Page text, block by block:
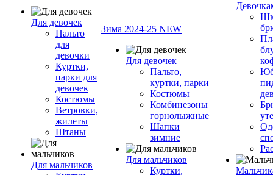
Для девочек
Пальто
для
девочки
Куртки,
парки для
девочек
Костюмы
Ветровки,
жилеты
Штаны
Для мальчиков
Зима 2024-25 NEW
Для девочек
Пальто,
куртки, парки
Костюмы
Комбинезоны
горнолыжные
Шапки
зимние
Для мальчиков
Куртки,